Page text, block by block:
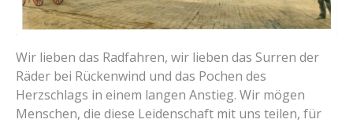
Wir lieben das Radfahren, wir lieben das Surren der
Räder bei Rückenwind und das Pochen des
Herzschlags in einem langen Anstieg. Wir mögen
Menschen, die diese Leidenschaft mit uns teilen, für